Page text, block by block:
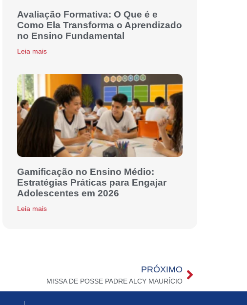
Avaliação Formativa: O Que é e
Como Ela Transforma o Aprendizado
no Ensino Fundamental
Leia mais
Gamificação no Ensino Médio:
Estratégias Práticas para Engajar
Adolescentes em 2026
Leia mais
PRÓXIMO
MISSA DE POSSE PADRE ALCY MAURÍCIO